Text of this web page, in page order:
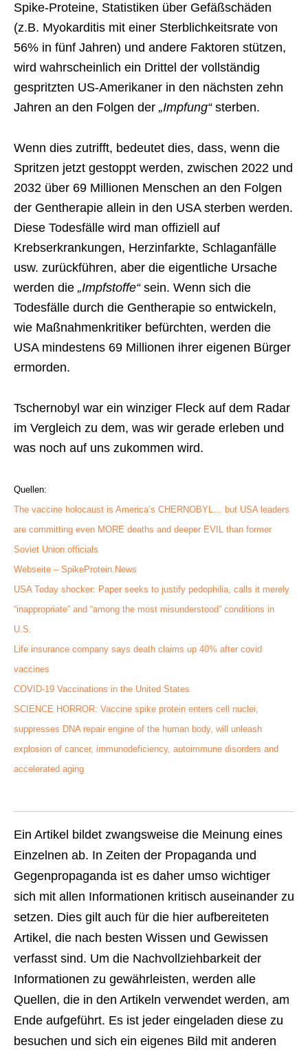
Spike-Proteine, Statistiken über Gefäßschäden
(z.B. Myokarditis mit einer Sterblichkeitsrate von
56% in fünf Jahren) und andere Faktoren stützen,
wird wahrscheinlich ein Drittel der vollständig
gespritzten US-Amerikaner in den nächsten zehn
Jahren an den Folgen der „Impfung“sterben.
Wenn dies zutrifft, bedeutet dies, dass, wenn die
Spritzen jetzt gestoppt werden, zwischen 2022 und
2032 über 69 Millionen Menschen an den Folgen
der Gentherapie allein in den USA sterben werden.
Diese Todesfälle wird man offiziell auf
Krebserkrankungen, Herzinfarkte, Schlaganfälle
usw. zurückführen, aber die eigentliche Ursache
werden die „Impfstoffe“sein. Wenn sich die
Todesfälle durch die Gentherapie so entwickeln,
wie Maßnahmenkritiker befürchten, werden die
USA mindestens 69 Millionen ihrer eigenen Bürger
ermorden.
Tschernobyl war ein winziger Fleck auf dem Radar
im Vergleich zu dem, was wir gerade erleben und
was noch auf uns zukommen wird.
Quellen:
The vaccine holocaust is America’s CHERNOBYL… but USA leaders
are committing even MORE deaths and deeper EVIL than former
Soviet Union officials
Webseite – SpikeProtein.News
USA Today shocker: Paper seeks to justify pedophilia, calls it merely
“inappropriate” and “among the most misunderstood” conditions in
U.S.
Life insurance company says death claims up 40% after covid
vaccines
COVID-19 Vaccinations in the United States
SCIENCE HORROR: Vaccine spike protein enters cell nuclei,
suppresses DNA repair engine of the human body, will unleash
explosion of cancer, immunodeficiency, autoimmune disorders and
accelerated aging
Ein Artikel bildet zwangsweise die Meinung eines
Einzelnen ab. In Zeiten der Propaganda und
Gegenpropaganda ist es daher umso wichtiger
sich mit allen Informationen kritisch auseinander zu
setzen. Dies gilt auch für die hier aufbereiteten
Artikel, die nach besten Wissen und Gewissen
verfasst sind. Um die Nachvollziehbarkeit der
Informationen zu gewährleisten, werden alle
Quellen, die in den Artikeln verwendet werden, am
Ende aufgeführt. Es ist jeder eingeladen diese zu
besuchen und sich ein eigenes Bild mit anderen